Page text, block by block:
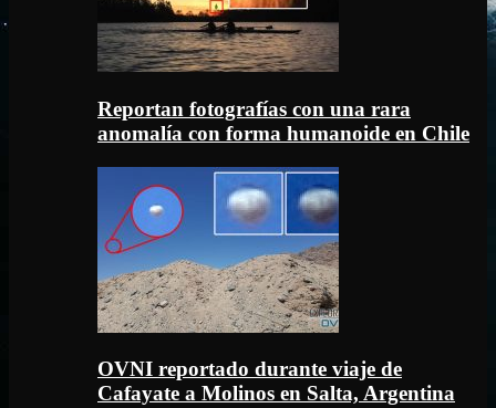
Reportan fotografías con una rara
anomalía con forma humanoide en Chile
OVNI reportado durante viaje de
Cafayate a Molinos en Salta, Argentina